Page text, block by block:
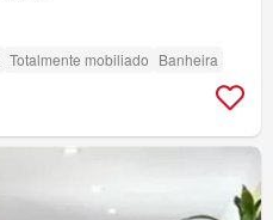
Totalmente mobiliado Banheira